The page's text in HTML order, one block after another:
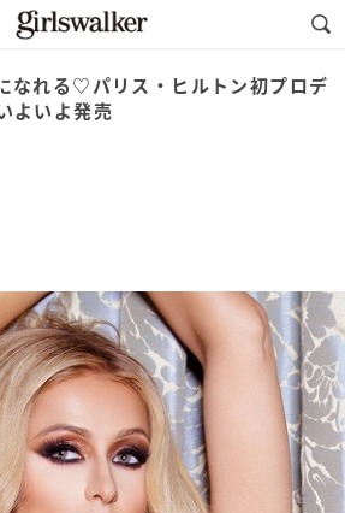
なれる♡パリス・ヒルトン初プロデ
よいよ発売